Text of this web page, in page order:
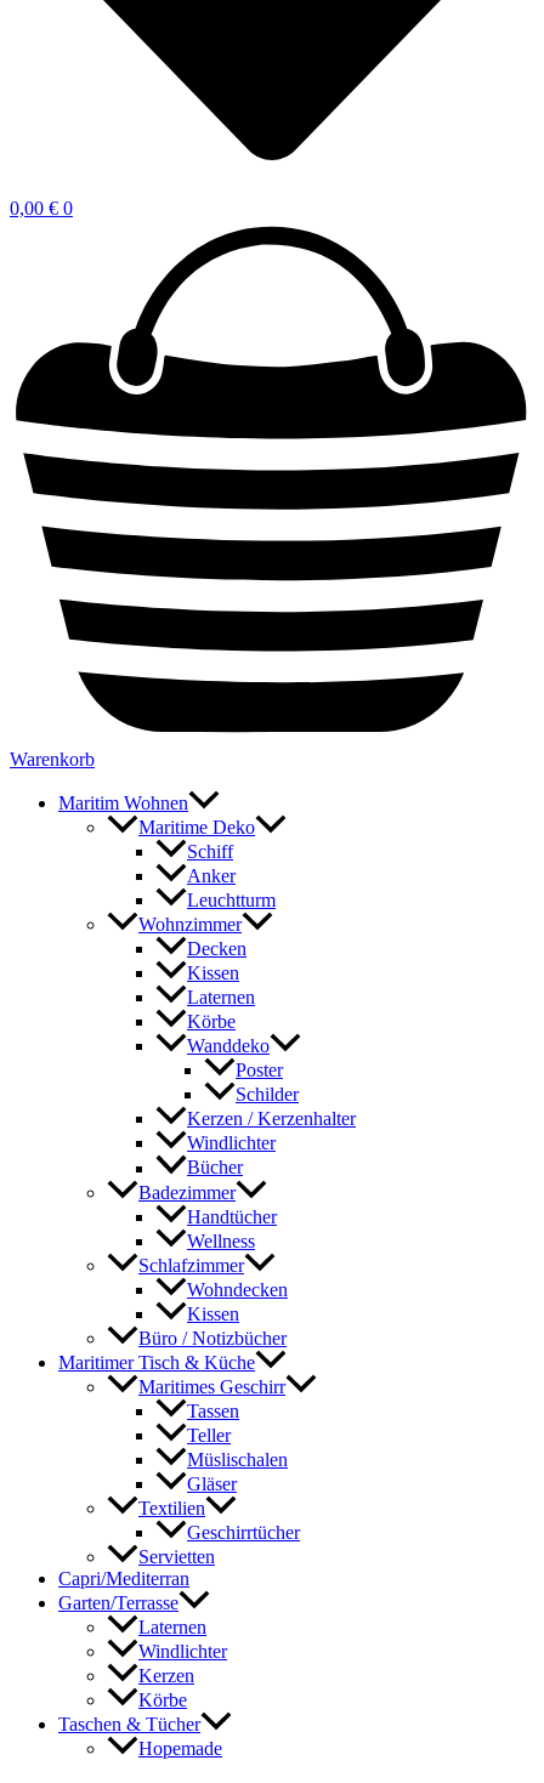
0,00 € 0
Warenkorb
Maritim Wohnen
Maritime Deko
Schiff
Anker
Leuchtturm
Wohnzimmer
Decken
Kissen
Laternen
Körbe
Wanddeko
Poster
Schilder
Kerzen / Kerzenhalter
Windlichter
Bücher
Badezimmer
Handtücher
Wellness
Schlafzimmer
Wohndecken
Kissen
Büro / Notizbücher
Maritimer Tisch & Küche
Maritimes Geschirr
Tassen
Teller
Müslischalen
Gläser
Textilien
Geschirrtücher
Servietten
Capri/Mediterran
Garten/Terrasse
Laternen
Windlichter
Kerzen
Körbe
Taschen & Tücher
Hopemade